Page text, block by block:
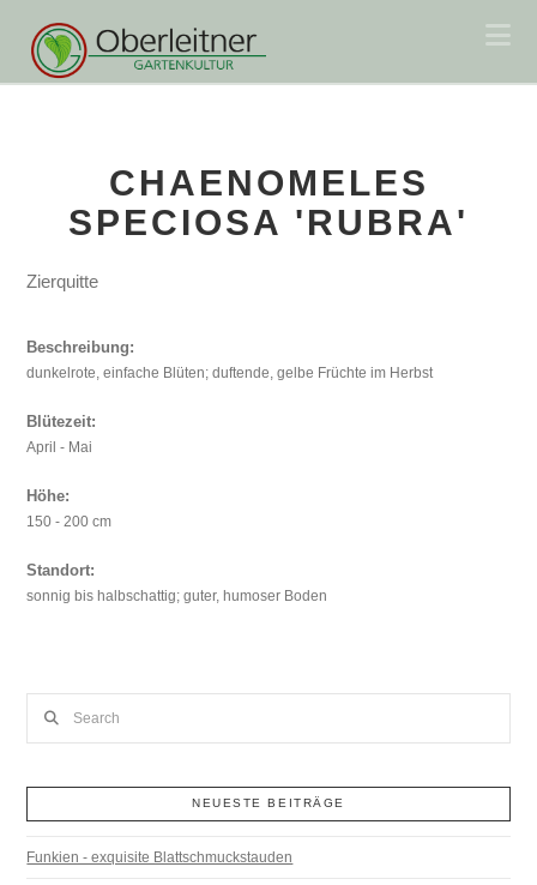
CHAENOMELES
SPECIOSA 'RUBRA'
Zierquitte
Beschreibung:
dunkelrote, einfache Blüten; duftende, gelbe Früchte im Herbst
Blütezeit:
April - Mai
Höhe:
150 - 200 cm
Standort:
sonnig bis halbschattig; guter, humoser Boden
NEUESTE BEITRÄGE
Funkien - exquisite Blattschmuckstauden